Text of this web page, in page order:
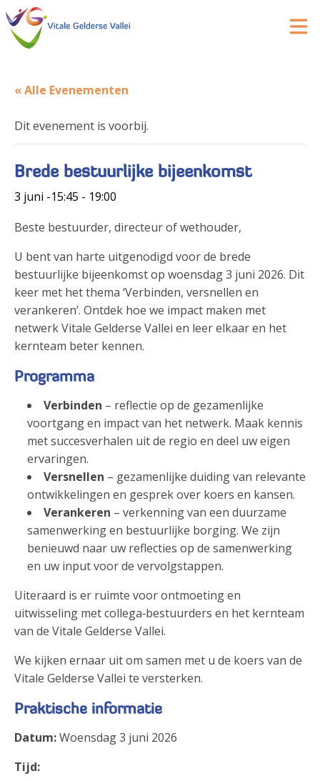
« Alle Evenementen
Dit evenement is voorbij.
Brede bestuurlijke bijeenkomst
3 juni -15:45 - 19:00
Beste bestuurder, directeur of wethouder,
U bent van harte uitgenodigd voor de brede
bestuurlijke bijeenkomst op woensdag 3 juni 2026. Dit
keer met het thema ‘Verbinden, versnellen en
verankeren’. Ontdek hoe we impact maken met
netwerk Vitale Gelderse Vallei en leer elkaar en het
kernteam beter kennen.
Programma
Verbinden – reflectie op de gezamenlijke
voortgang en impact van het netwerk. Maak kennis
met succesverhalen uit de regio en deel uw eigen
ervaringen.
Versnellen – gezamenlijke duiding van relevante
ontwikkelingen en gesprek over koers en kansen.
Verankeren – verkenning van een duurzame
samenwerking en bestuurlijke borging. We zijn
benieuwd naar uw reflecties op de samenwerking
en uw input voor de vervolgstappen.
Uiteraard is er ruimte voor ontmoeting en
uitwisseling met collega‑bestuurders en het kernteam
van de Vitale Gelderse Vallei.
We kijken ernaar uit om samen met u de koers van de
Vitale Gelderse Vallei te versterken.
Praktische informatie
Datum:Woensdag 3 juni 2026
Tijd: